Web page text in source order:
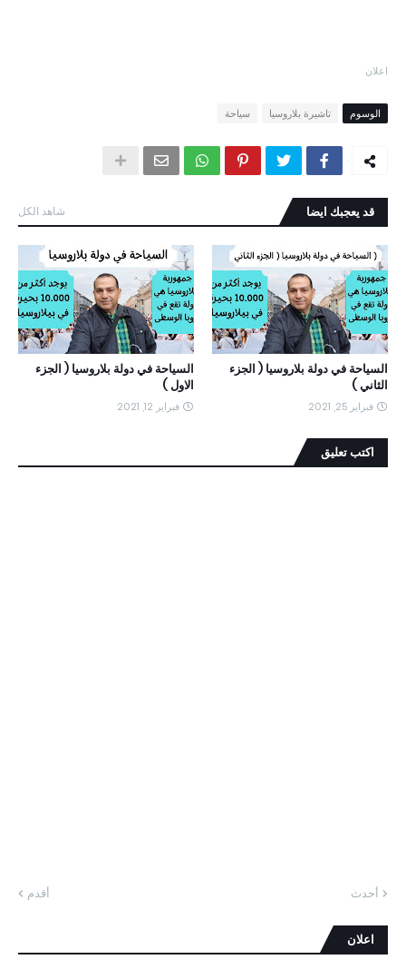
اعلان
الوسوم تاشيرة بلاروسيا سياحة
قد يعجبك ايضا شاهد الكل
السياحة في دولة بلاروسيا ( الجزء
الثاني )
فبراير 25, 2021
السياحة في دولة بلاروسيا ( الجزء
الاول )
فبراير 12, 2021
اكتب تعليق
أحدث أقدم
اعلان